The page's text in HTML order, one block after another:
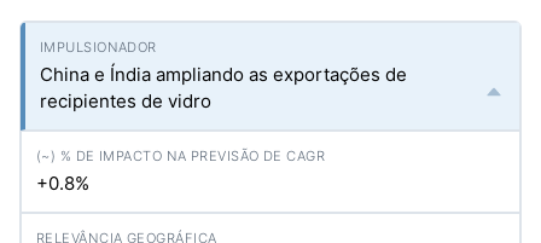
China e Índia ampliando as exportações de
recipientes de vidro
+0.8%